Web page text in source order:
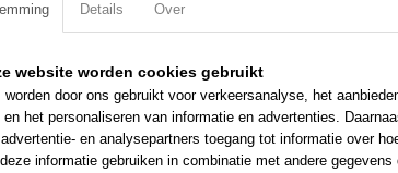
Productcode
98
Productcode leverancier
Netto gewicht
0,07
Bruto gewicht
0,07
Afmetingen (l,b,h)
29 x
Schroevendraaiers voor sleufschroeven
VDE-getest 287 mm
Ergonomisch verbeterde twee-componenten greep
krachtoverbrenging. Hoekige handgreep, rolt niet
Details Over
website worden cookies gebruikt
worden door ons gebruikt voor verkeersanalyse, het
het personaliseren van informatie en advertenties.
en analysepartners toegang tot informatie over
informatie gebruiken in combinatie met andere